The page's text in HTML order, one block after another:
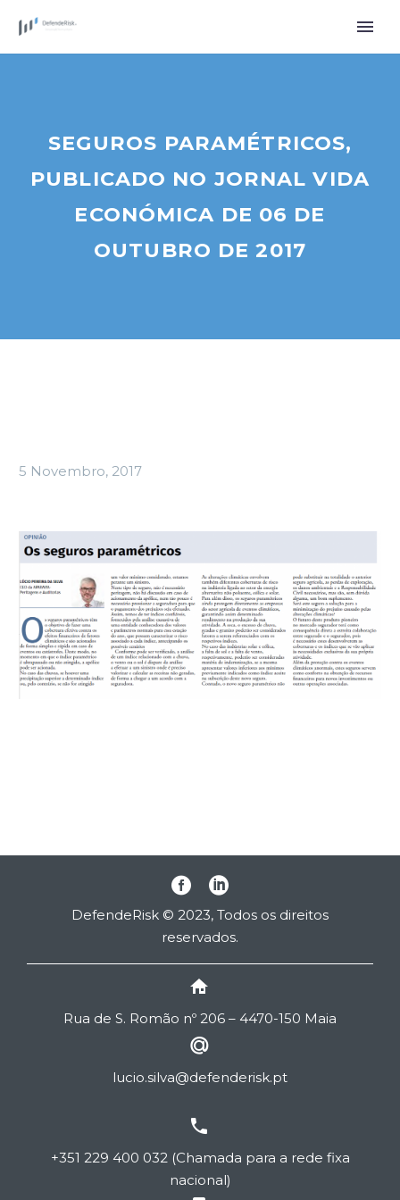
SEGUROS PARAMÉTRICOS,
PUBLICADO NO JORNAL VIDA
ECONÓMICA DE 06 DE
OUTUBRO DE 2017
5 Novembro, 2017
DefendeRisk © 2023, Todos os direitos
reservados.


Rua de S. Romão nº 206 – 4470-150 Maia


lucio.silva@defenderisk.pt


+351 229 400 032 (Chamada para a rede fixa
nacional)